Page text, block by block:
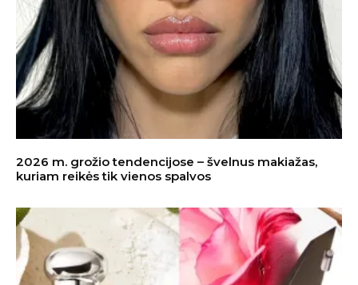
2026 m. grožio tendencijose – švelnus makiažas,
kuriam reikės tik vienos spalvos